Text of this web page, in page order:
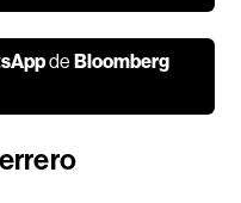
deBloomberg